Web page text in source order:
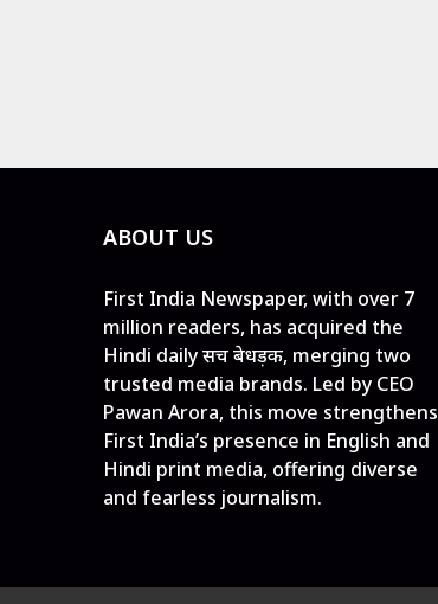
ABOUT US
First India Newspaper, with over 7
million readers, has acquired the
Hindi daily सच बेधड़क, merging two
trusted media brands. Led by CEO
Pawan Arora, this move strengthens
First India’s presence in English and
Hindi print media, offering diverse
and fearless journalism.